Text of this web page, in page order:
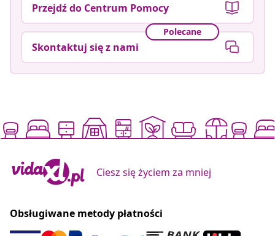
Przejdź do Centrum Pomocy
Polecane
Skontaktuj się z nami
Ciesz się życiem za mniej
Obsługiwane metody płatności